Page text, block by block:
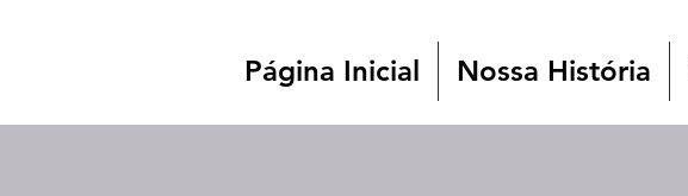
Página Inicial Nossa História